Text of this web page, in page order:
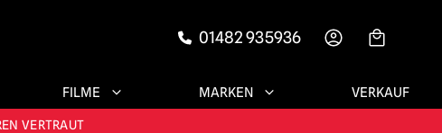
01482 935936
FILME MARKEN VERKAUF
KUNDEN
VERTRAUT